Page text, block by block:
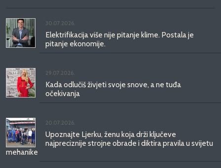
30.07.2026.
Elektrifikacija više nije pitanje klime. Postala je
pitanje ekonomije.
29.07.2026.
Kada odlučiš živjeti svoje snove, a ne tuđa
očekivanja
20.07.2026.
Upoznajte Ljerku, ženu koja drži ključeve
najpreciznije strojne obrade i diktira pravila u svijetu
mehanike